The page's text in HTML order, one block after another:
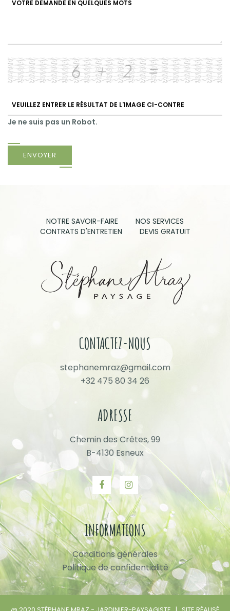
Je ne suis pas un Robot.
ENVOYER
NOTRE SAVOIR-FAIRE
NOS SERVICES
CONTRATS D'ENTRETIEN
DEVIS GRATUIT
CONTACTEZ-NOUS
stephanemraz@gmail.com
+32 475 80 34 26
ADRESSE
Chemin des Crêtes, 99
B-4130 Esneux
INFORMATIONS
Conditions générales
Politique de confidentialité